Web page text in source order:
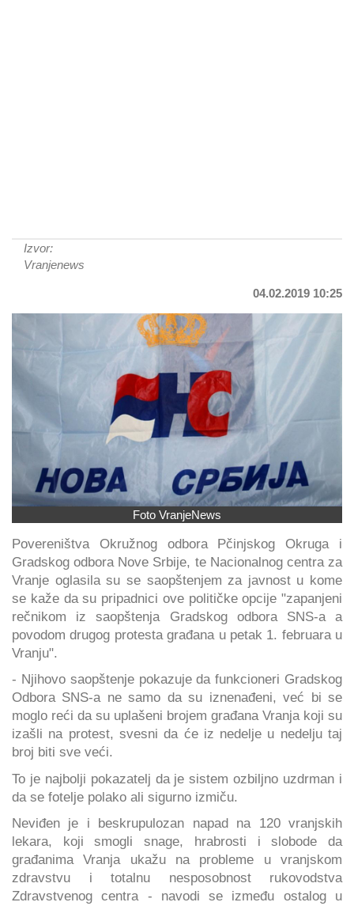
Izvor:
Vranjenews
04.02.2019 10:25
Foto VranjeNews
Povereništva Okružnog odbora Pčinjskog Okruga i
Gradskog odbora Nove Srbije, te Nacionalnog centra za
Vranje oglasila su se saopštenjem za javnost u kome
se kaže da su pripadnici ove političke opcije "zapanjeni
rečnikom iz saopštenja Gradskog odbora SNS-a a
povodom drugog protesta građana u petak 1. februara u
Vranju".
- Njihovo saopštenje pokazuje da funkcioneri Gradskog
Odbora SNS-a ne samo da su iznenađeni, već bi se
moglo reći da su uplašeni brojem građana Vranja koji su
izašli na protest, svesni da će iz nedelje u nedelju taj
broj biti sve veći.
To je najbolji pokazatelj da je sistem ozbiljno uzdrman i
da se fotelje polako ali sigurno izmiču.
Neviđen je i beskrupulozan napad na 120 vranjskih
lekara, koji smogli snage, hrabrosti i slobode da
građanima Vranja ukažu na probleme u vranjskom
zdravstvu i totalnu nesposobnost rukovodstva
Zdravstvenog centra - navodi se između ostalog u